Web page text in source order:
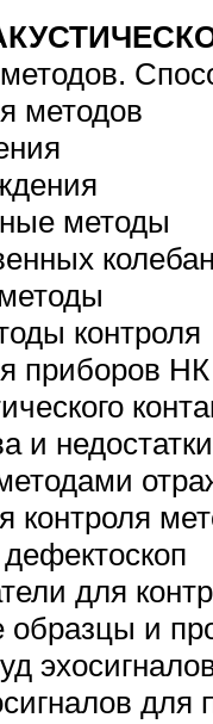
методов
методы
контроля
приборов
и
контроля
для
и
для